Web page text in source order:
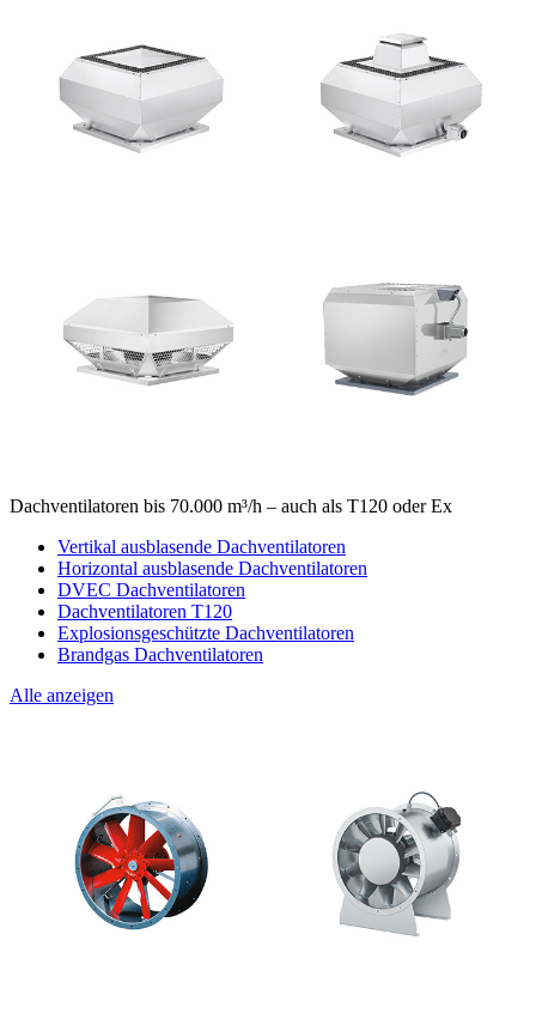
Dachventilatoren bis 70.000 m³/h – auch als T120 oder Ex
Vertikal ausblasende Dachventilatoren
Horizontal ausblasende Dachventilatoren
DVEC Dachventilatoren
Dachventilatoren T120
Explosionsgeschützte Dachventilatoren
Brandgas Dachventilatoren
Alle anzeigen